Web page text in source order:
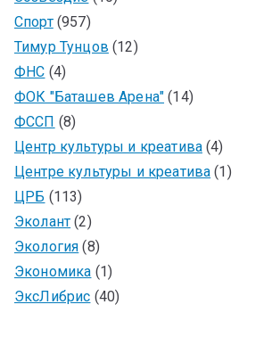
Спорт(957)
Тимур Тунцов (12)
ФНС (4)
ФОК "Баташев Арена" (14)
ФССП (8)
Центр культуры и креатива (4)
Центре культуры и креатива (1)
ЦРБ (113)
Эколант (2)
Экология (8)
Экономика (1)
ЭксЛибрис (40)